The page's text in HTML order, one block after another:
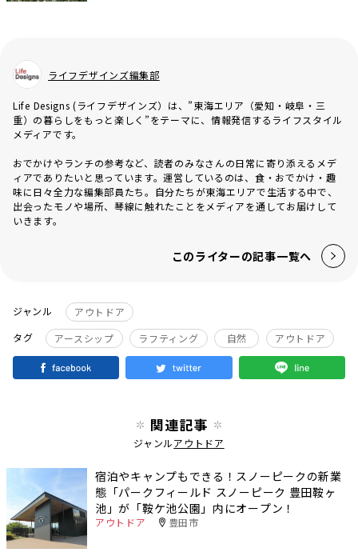
ライフデザインズ編集部
Life Designs (ライフデザインズ）は、”東海エリア（愛知・岐阜・三
重）の暮らしをもっと楽しく”をテーマに、情報発信するライフスタイル
メディアです。
おでかけやランチの参考など、読者のみなさんの日常に寄り添えるメデ
ィアでありたいと思っています。運営しているのは、食・おでかけ・趣
味に日々全力な編集部員たち。自分たちが東海エリアで生活する中で、
出会ったモノや場所、琴線に触れたことをメディアを通してお届けして
いきます。
このライターの記事一覧へ
ジャンル
アウトドア
タグ
アースシップ ラフティング 自然 アウトドア
関連記事
ジャンルアウトドア
宿泊やキャンプもできる！スノーピークの新業
態「パークフィールド スノーピーク 豊田鞍ヶ
池」が「鞍ケ池公園」内にオープン！
アウトドア 豊田市